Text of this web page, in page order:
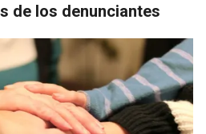
de los denunciantes